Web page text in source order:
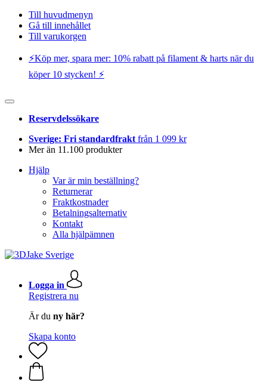
Till huvudmenyn
Gå till innehållet
Till varukorgen
⚡️Köp mer, spara mer: 10% rabatt på filament & harts när du
köper 10 stycken! ⚡️
Reservdelssökare
Sverige: Fri standardfrakt från 1 099 kr
Mer än 11.100 produkter
Hjälp
Var är min beställning?
Returnerar
Fraktkostnader
Betalningsalternativ
Kontakt
Alla hjälpämnen
Logga in
Registrera nu
Är du ny här?
Skapa konto